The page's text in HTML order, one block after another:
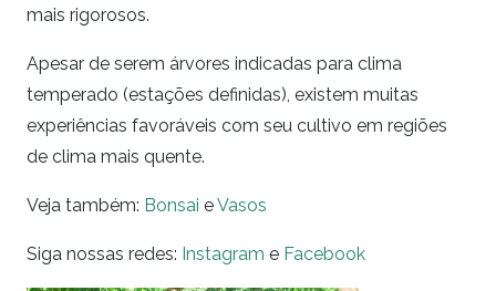
mais rigorosos.
Apesar de serem árvores indicadas para clima
temperado (estações definidas), existem muitas
experiências favoráveis com seu cultivo em regiões
de clima mais quente.
Veja também: Bonsai eVasos
Siga nossas redes: Instagram e Facebook